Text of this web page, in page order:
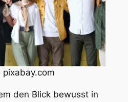
pixabay.com
den Blick bewusst in